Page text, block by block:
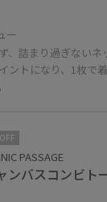
ー
、詰まり過ぎない
ントになり、1枚で
PASSAGE
ンバスコンビト